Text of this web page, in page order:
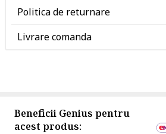
Politica de returnare
Livrare comanda
Beneficii Genius pentru
acest produs: